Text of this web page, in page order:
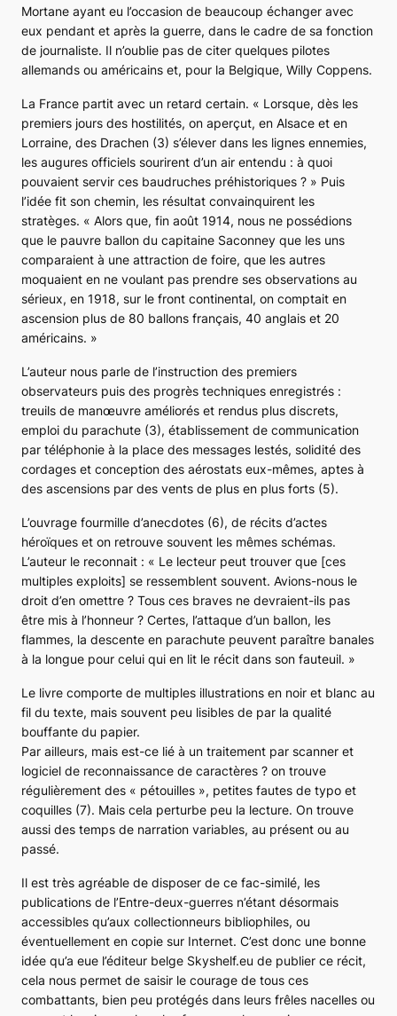
Mortane ayant eu l’occasion de beaucoup échanger avec
eux pendant et après la guerre, dans le cadre de sa fonction
de journaliste. Il n’oublie pas de citer quelques pilotes
allemands ou américains et, pour la Belgique, Willy Coppens.
La France partit avec un retard certain. « Lorsque, dès les
premiers jours des hostilités, on aperçut, en Alsace et en
Lorraine, des Drachen (3) s’élever dans les lignes ennemies,
les augures officiels sourirent d’un air entendu : à quoi
pouvaient servir ces baudruches préhistoriques ? » Puis
l’idée fit son chemin, les résultat convainquirent les
stratèges. « Alors que, fin août 1914, nous ne possédions
que le pauvre ballon du capitaine Saconney que les uns
comparaient à une attraction de foire, que les autres
moquaient en ne voulant pas prendre ses observations au
sérieux, en 1918, sur le front continental, on comptait en
ascension plus de 80 ballons français, 40 anglais et 20
américains. »
L’auteur nous parle de l’instruction des premiers
observateurs puis des progrès techniques enregistrés :
treuils de manœuvre améliorés et rendus plus discrets,
emploi du parachute (3), établissement de communication
par téléphonie à la place des messages lestés, solidité des
cordages et conception des aérostats eux-mêmes, aptes à
des ascensions par des vents de plus en plus forts (5).
L’ouvrage fourmille d’anecdotes (6), de récits d’actes
héroïques et on retrouve souvent les mêmes schémas.
L’auteur le reconnait : « Le lecteur peut trouver que [ces
multiples exploits] se ressemblent souvent. Avions-nous le
droit d’en omettre ? Tous ces braves ne devraient-ils pas
être mis à l’honneur ? Certes, l’attaque d’un ballon, les
flammes, la descente en parachute peuvent paraître banales
à la longue pour celui qui en lit le récit dans son fauteuil. »
Le livre comporte de multiples illustrations en noir et blanc au
fil du texte, mais souvent peu lisibles de par la qualité
bouffante du papier.
Par ailleurs, mais est-ce lié à un traitement par scanner et
logiciel de reconnaissance de caractères ? on trouve
régulièrement des « pétouilles », petites fautes de typo et
coquilles (7). Mais cela perturbe peu la lecture. On trouve
aussi des temps de narration variables, au présent ou au
passé.
Il est très agréable de disposer de ce fac-similé, les
publications de l’Entre-deux-guerres n’étant désormais
accessibles qu’aux collectionneurs bibliophiles, ou
éventuellement en copie sur Internet. C’est donc une bonne
idée qu’a eue l’éditeur belge Skyshelf.eu de publier ce récit,
cela nous permet de saisir le courage de tous ces
combattants, bien peu protégés dans leurs frêles nacelles ou